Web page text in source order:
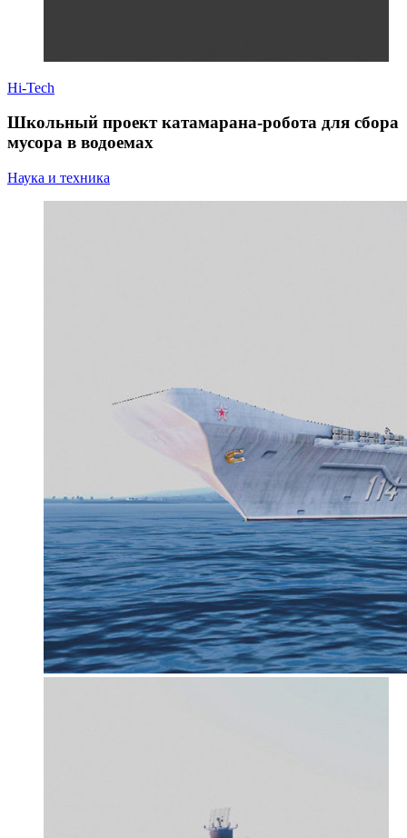
Hi-Tech
Школьный проект катамарана-робота для сбора
мусора в водоемах
Наука и техника